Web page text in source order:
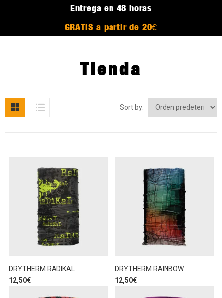
Entrega en 48 horas
GRATIS a partir de 20€
Tienda
Sort by:
DRYTHERM RADIKAL
12,50€
DRYTHERM RAINBOW
12,50€